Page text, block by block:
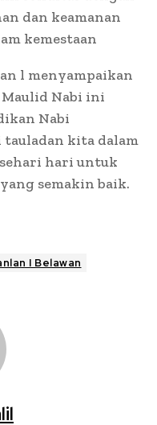
dan keamanan
kemestaan
l menyampaikan
Nabi ini
Nabi
tauladan kita dalam
hari untuk
semakin baik.
I Belawan